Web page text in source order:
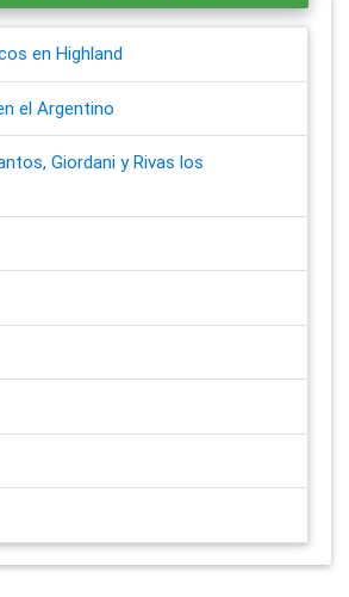
en Highland
el Argentino
Giordani y Rivas los